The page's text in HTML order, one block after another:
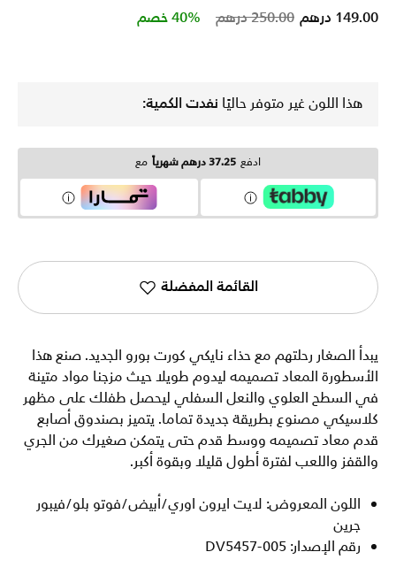
Price reduced from
250.00 درهم to 149.00 درهم 40% خصم
هذا اللون غير متوفر حاليًا نفدت الكمية:
ادفع 37.25 درهم شهرياً مع
القائمة المفضلة
يبدأ الصغار رحلتهم مع حذاء نايكي كورت بورو الجديد. صنع هذا
الأسطورة المعاد تصميمه ليدوم طويلا حيث مزجنا مواد متينة
في السطح العلوي والنعل السفلي ليحصل طفلك على مظهر
كلاسيكي مصنوع بطريقة جديدة تماما. يتميز بصندوق أصابع
قدم معاد تصميمه ووسط قدم حتى يتمكن صغيرك من الجري
والقفز واللعب لفترة أطول قليلا وبقوة أكبر.
اللون المعروض: لايت ايرون اوري/أبيض/فوتو بلو/فيبور
جرين
رقم الإصدار: DV5457-005